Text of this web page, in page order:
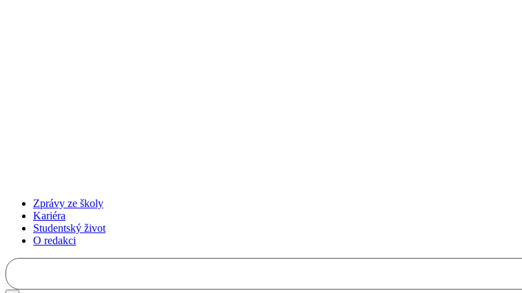
Zprávy ze školy
Kariéra
Studentský život
O redakci